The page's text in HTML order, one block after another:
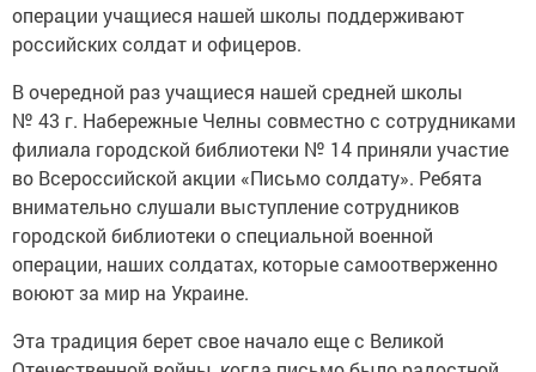
операции учащиеся нашей школы поддерживают
российских солдат и офицеров.
В очередной раз учащиеся нашей средней школы
№ 43 г. Набережные Челны совместно с сотрудниками
филиала городской библиотеки № 14 приняли участие
во Всероссийской акции «Письмо солдату». Ребята
внимательно слушали выступление сотрудников
городской библиотеки о специальной военной
операции, наших солдатах, которые самоотверженно
воюют за мир на Украине.
Эта традиция берет свое начало еще с Великой